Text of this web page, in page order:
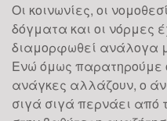
Οι κοινωνίες, οι
δόγματα και οι νόρμες
διαμορφωθεί ανάλογα
Ενώ όμως παρατηρούμε
ανάγκες αλλάζουν, ο
σιγά σιγά περνάει από